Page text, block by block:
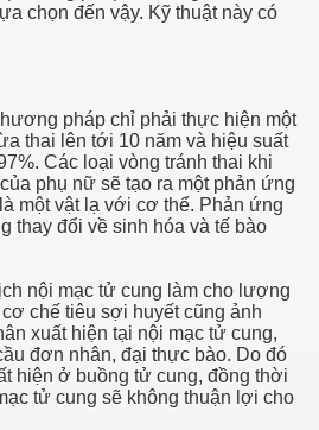
chọn đến vậy. Kỹ thuật này có
pháp chỉ phải thực hiện một
thai lên tới 10 năm và hiệu suất
Các loại vòng tránh thai khi
phụ nữ sẽ tạo ra một phản ứng
một vật lạ với cơ thể. Phản ứng
thay đổi về sinh hóa và tế bào
nội mạc tử cung làm cho lượng
chế tiêu sợi huyết cũng ảnh
xuất hiện tại nội mạc tử cung,
đơn nhân, đại thực bào. Do đó
hiện ở buồng tử cung, đồng thời
tử cung sẽ không thuận lợi cho
chua tri